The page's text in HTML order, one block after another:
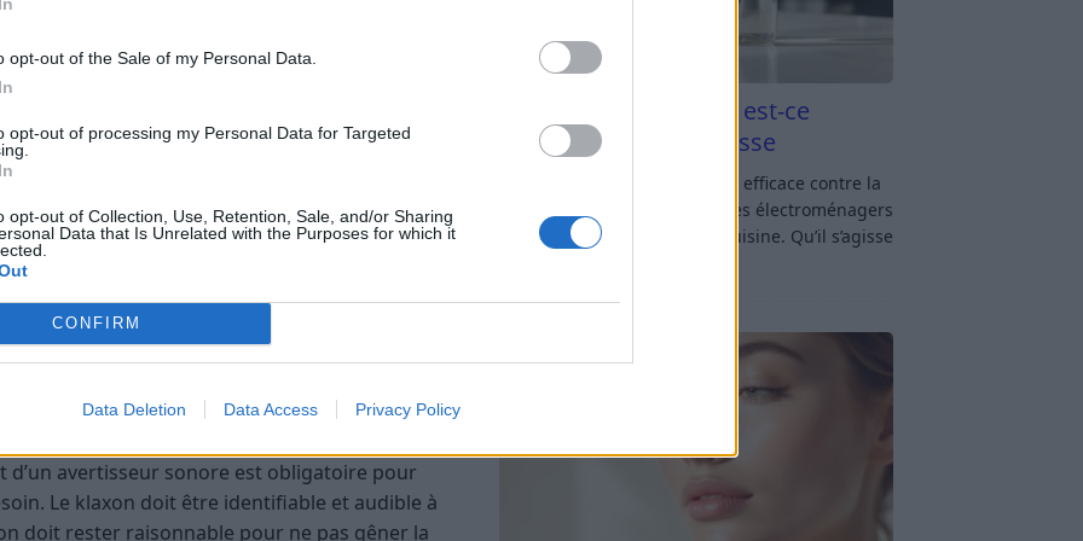
opt-out of the Sale of my Personal Data.
opt-out of processing my Personal Data for Targeted
opt-out of Collection, Use, Retention, Sale, and/or Sharing
Data that Is Unrelated with the Purposes for which it
CONFIRM
Data Deletion Data Access Privacy Policy
électriques doivent également disposer de
situés sur la roue, le corps ou la plaque
usagers de mieux repérer la trottinette dans
à la norme NF EN 13356.
à être visibles de tous les côtés.
latéraux et à l’arrière augmente
nocturnes.
d’un avertisseur sonore est obligatoire pour
Le klaxon doit être identifiable et audible à
doit rester raisonnable pour ne pas gêner la
Vinaigre blanc et four est-ce
efficace contre la graisse
Vinaigre blanc et four : est-ce efficace contre la
graisse ? Le four fait partie des électroménagers
les plus sollicités dans une cuisine. Qu’il s’agisse